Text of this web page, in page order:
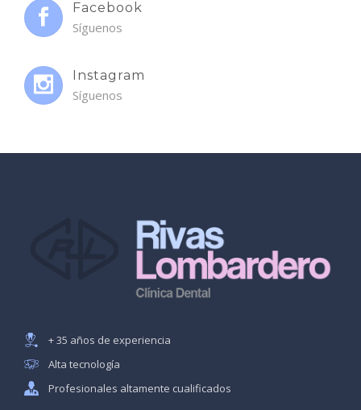
Facebook
Síguenos
Instagram
Síguenos
+ 35 años de experiencia
Alta tecnología
Profesionales altamente cualificados